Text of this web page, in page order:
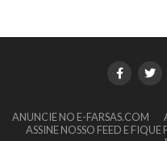
ANUNCIE NO E-FARSAS.COM
ASSINE NOSSO FEED E